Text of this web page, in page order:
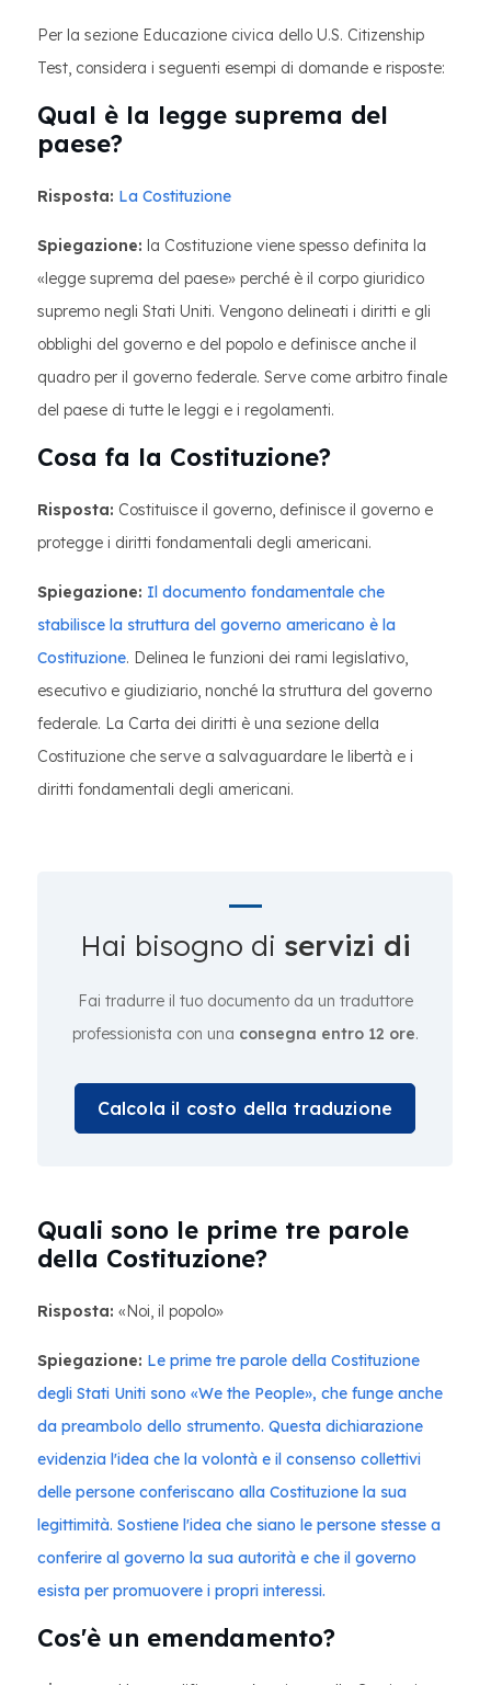
Per la sezione Educazione civica dello U.S. Citizenship
Test, considera i seguenti esempi di domande e risposte:
Qual è la legge suprema del
paese?
Risposta: La Costituzione
Spiegazione: la Costituzione viene spesso definita la
«legge suprema del paese» perché è il corpo giuridico
supremo negli Stati Uniti. Vengono delineati i diritti e gli
obblighi del governo e del popolo e definisce anche il
quadro per il governo federale. Serve come arbitro finale
del paese di tutte le leggi e i regolamenti.
Cosa fa la Costituzione?
Risposta: Costituisce il governo, definisce il governo e
protegge i diritti fondamentali degli americani.
Spiegazione: Il documento fondamentale che
stabilisce la struttura del governo americano è la
Costituzione. Delinea le funzioni dei rami legislativo,
esecutivo e giudiziario, nonché la struttura del governo
federale. La Carta dei diritti è una sezione della
Costituzione che serve a salvaguardare le libertà e i
diritti fondamentali degli americani.
Hai bisogno di servizi di
Fai tradurre il tuo documento da un traduttore
professionista con una consegna entro 12 ore.
Calcola il costo della traduzione
Quali sono le prime tre parole
della Costituzione?
Risposta: «Noi, il popolo»
Spiegazione: Le prime tre parole della Costituzione
degli Stati Uniti sono «We the People», che funge anche
da preambolo dello strumento. Questa dichiarazione
evidenzia l'idea che la volontà e il consenso collettivi
delle persone conferiscano alla Costituzione la sua
legittimità. Sostiene l'idea che siano le persone stesse a
conferire al governo la sua autorità e che il governo
esista per promuovere i propri interessi.
Cos'è un emendamento?